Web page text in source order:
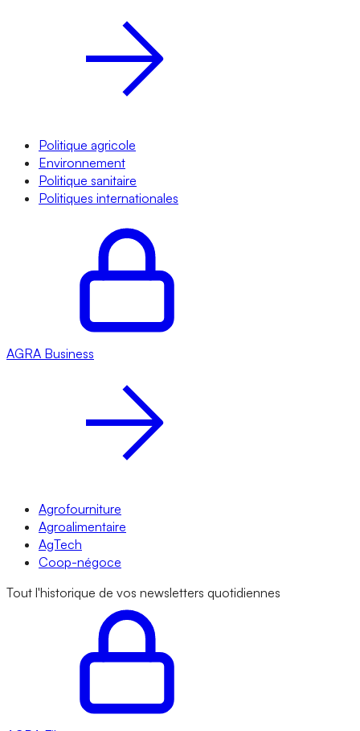
Politique agricole
Environnement
Politique sanitaire
Politiques internationales
AGRA Business
Agrofourniture
Agroalimentaire
AgTech
Coop-négoce
Tout l'historique de vos newsletters quotidiennes